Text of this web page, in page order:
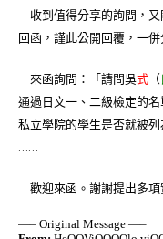
c
e
b
o
o
it
te
r
e
g
ra
m
收到值得分享的詢問，
回函，謹此公開回覆，一併
來函詢問：「請問吳式 （
通過日文一、二級檢定的
私立學院的學生是否就被
……
歡迎來函。謝謝提出多項
—– Original Message —–